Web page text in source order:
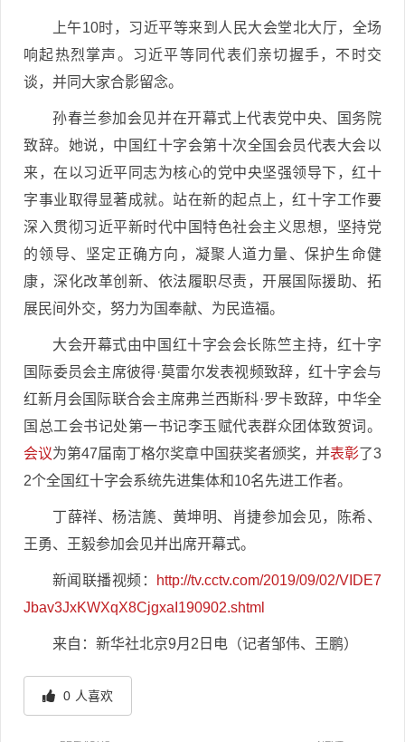
上午10时，习近平等来到人民大会堂北大厅，全场
响起热烈掌声。习近平等同代表们亲切握手，不时交
谈，并同大家合影留念。
孙春兰参加会见并在开幕式上代表党中央、国务院
致辞。她说，中国红十字会第十次全国会员代表大会以
来，在以习近平同志为核心的党中央坚强领导下，红十
字事业取得显著成就。站在新的起点上，红十字工作要
深入贯彻习近平新时代中国特色社会主义思想，坚持党
的领导、坚定正确方向，凝聚人道力量、保护生命健
康，深化改革创新、依法履职尽责，开展国际援助、拓
展民间外交，努力为国奉献、为民造福。
大会开幕式由中国红十字会会长陈竺主持，红十字
国际委员会主席彼得·莫雷尔发表视频致辞，红十字会与
红新月会国际联合会主席弗兰西斯科·罗卡致辞，中华全
国总工会书记处第一书记李玉赋代表群众团体致贺词。
会议为第47届南丁格尔奖章中国获奖者颁奖，并表彰了3
2个全国红十字会系统先进集体和10名先进工作者。
丁薛祥、杨洁篪、黄坤明、肖捷参加会见，陈希、
王勇、王毅参加会见并出席开幕式。
新闻联播视频：
http://tv.cctv.com/2019/09/02/VIDE7
Jbav3JxKWXqX8CjgxaI190902.shtml
来自：新华社北京9月2日电（记者邹伟、王鹏）
0 人喜欢